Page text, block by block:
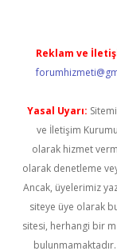
Reklam ve
Yasal Uyarı:
ve İletişim
olarak hizmet
olarak denetleme
Ancak, üyelerimiz
siteye üye olarak
sitesi, herhangi bir
bulunmamaktadır.